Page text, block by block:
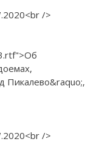
/>
Пикалево&raquo;,
/>